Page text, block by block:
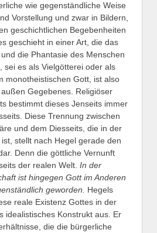
wie gegenständliche Weise
Vorstellung und zwar in Bildern,
geschichtlichen Begebenheiten
geschieht in einer Art, die das
die Phantasie des Menschen
sei es als Vielgötterei oder als
monotheistischen Gott, ist also
Gegebenes. Religiöser
bestimmt dieses Jenseits immer
Diese Trennung zwischen
und dem Diesseits, die in der
stellt nach Hegel gerade den
Denn die göttliche Vernunft
der realen Welt. In der
ist hingegen Gott im Anderen
geworden. Hegels
reale Existenz Gottes in der
idealistisches Konstrukt aus. Er
die die bürgerliche